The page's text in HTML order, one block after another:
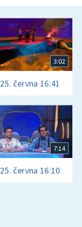
3:02
25. června 16:41
7:14
25. června 16:10